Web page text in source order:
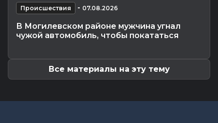
Калейдоскоп -07.08.2026 06:30
знакам зодиака 8 августа
Общество 06.08.2026 20:35
Происшествия - 07.08.2026
В Могилевском районе мужчина угнал
чужой автомобиль, чтобы покататься
Все материалы на эту тему